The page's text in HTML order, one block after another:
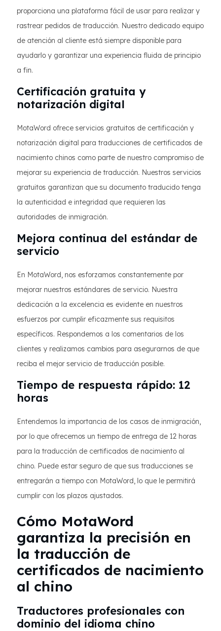
proporciona una plataforma fácil de usar para realizar y
rastrear pedidos de traducción. Nuestro dedicado equipo
de atención al cliente está siempre disponible para
ayudarlo y garantizar una experiencia fluida de principio
a fin.
Certificación gratuita y
notarización digital
MotaWord ofrece servicios gratuitos de certificación y
notarización digital para traducciones de certificados de
nacimiento chinos como parte de nuestro compromiso de
mejorar su experiencia de traducción. Nuestros servicios
gratuitos garantizan que su documento traducido tenga
la autenticidad e integridad que requieren las
autoridades de inmigración.
Mejora continua del estándar de
servicio
En MotaWord, nos esforzamos constantemente por
mejorar nuestros estándares de servicio. Nuestra
dedicación a la excelencia es evidente en nuestros
esfuerzos por cumplir eficazmente sus requisitos
específicos. Respondemos a los comentarios de los
clientes y realizamos cambios para asegurarnos de que
reciba el mejor servicio de traducción posible.
Tiempo de respuesta rápido: 12
horas
Entendemos la importancia de los casos de inmigración,
por lo que ofrecemos un tiempo de entrega de 12 horas
para la traducción de certificados de nacimiento al
chino. Puede estar seguro de que sus traducciones se
entregarán a tiempo con MotaWord, lo que le permitirá
cumplir con los plazos ajustados.
Cómo MotaWord
garantiza la precisión en
la traducción de
certificados de nacimiento
al chino
Traductores profesionales con
dominio del idioma chino